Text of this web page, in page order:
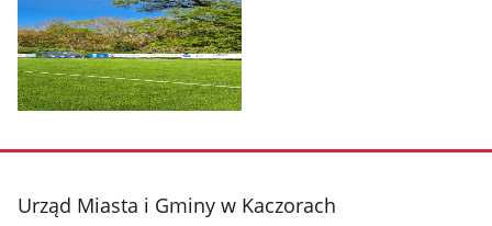
z
galerii.
galerii.
stopka
Urząd Miasta i Gminy w Kaczorach